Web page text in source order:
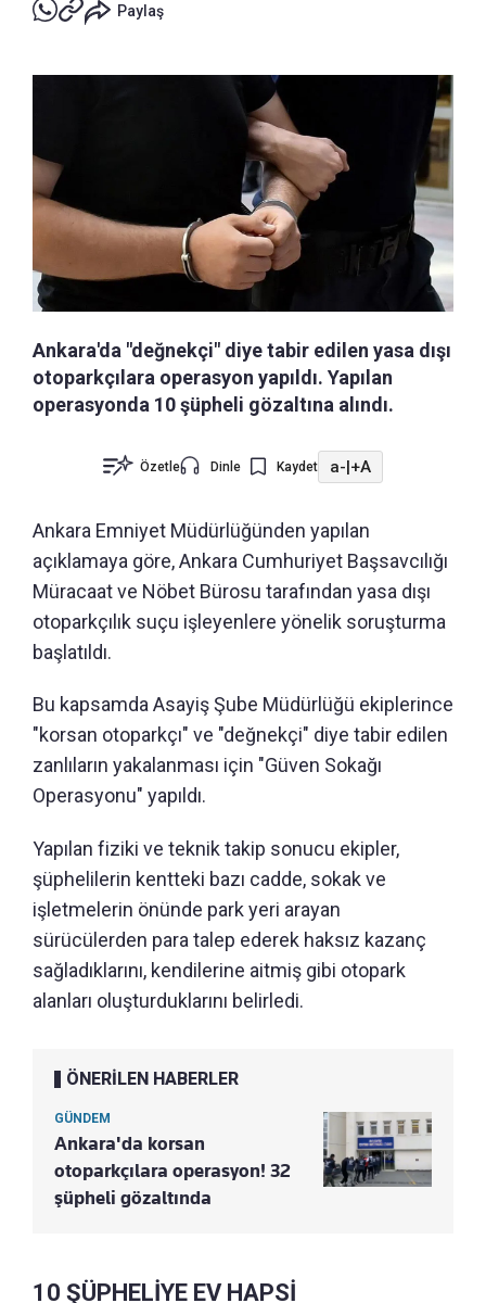
Paylaş
Ankara'da "değnekçi" diye tabir edilen yasa dışı
otoparkçılara operasyon yapıldı. Yapılan
operasyonda 10 şüpheli gözaltına alındı.
Özetle Dinle Kaydet a-|+A
Ankara Emniyet Müdürlüğünden yapılan
açıklamaya göre, Ankara Cumhuriyet Başsavcılığı
Müracaat ve Nöbet Bürosu tarafından yasa dışı
otoparkçılık suçu işleyenlere yönelik soruşturma
başlatıldı.
Bu kapsamda Asayiş Şube Müdürlüğü ekiplerince
"korsan otoparkçı" ve "değnekçi" diye tabir edilen
zanlıların yakalanması için "Güven Sokağı
Operasyonu" yapıldı.
Yapılan fiziki ve teknik takip sonucu ekipler,
şüphelilerin kentteki bazı cadde, sokak ve
işletmelerin önünde park yeri arayan
sürücülerden para talep ederek haksız kazanç
sağladıklarını, kendilerine aitmiş gibi otopark
alanları oluşturduklarını belirledi.
ÖNERİLEN HABERLER
GÜNDEM
Ankara'da korsan
otoparkçılara operasyon! 32
şüpheli gözaltında
10 ŞÜPHELİYE EV HAPSİ